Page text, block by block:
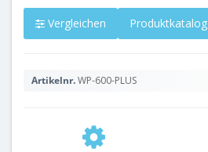
Vergleichen Produktkatalog
Artikelnr.WP-600-PLUS